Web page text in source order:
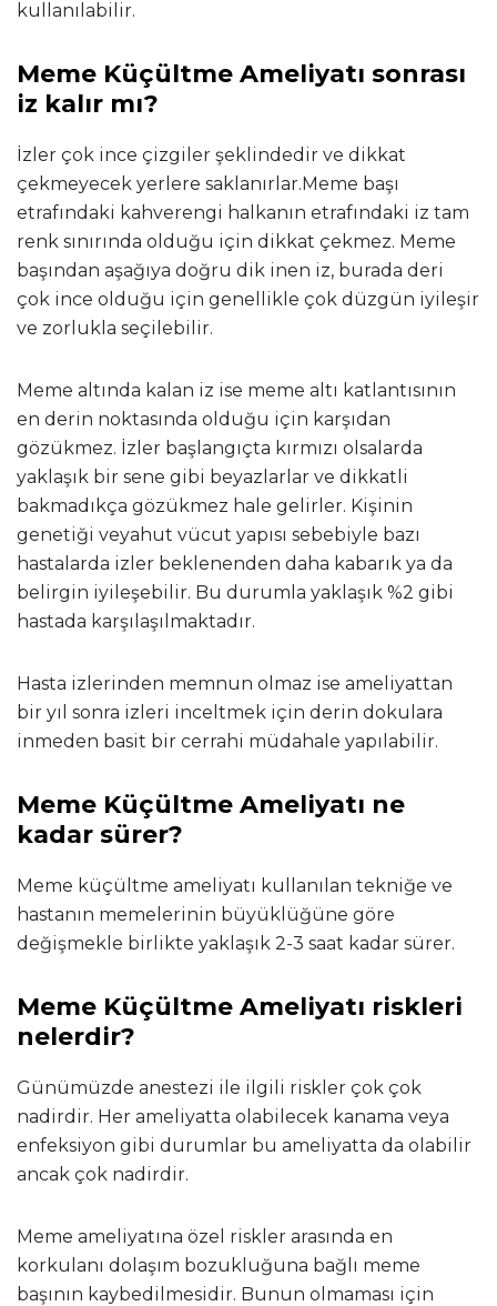
kullanılabilir.
Meme Küçültme Ameliyatı sonrası
iz kalır mı?
İzler çok ince çizgiler şeklindedir ve dikkat
çekmeyecek yerlere saklanırlar.Meme başı
etrafındaki kahverengi halkanın etrafındaki iz tam
renk sınırında olduğu için dikkat çekmez. Meme
başından aşağıya doğru dik inen iz, burada deri
çok ince olduğu için genellikle çok düzgün iyileşir
ve zorlukla seçilebilir.
Meme altında kalan iz ise meme altı katlantısının
en derin noktasında olduğu için karşıdan
gözükmez. İzler başlangıçta kırmızı olsalarda
yaklaşık bir sene gibi beyazlarlar ve dikkatli
bakmadıkça gözükmez hale gelirler. Kişinin
genetiği veyahut vücut yapısı sebebiyle bazı
hastalarda izler beklenenden daha kabarık ya da
belirgin iyileşebilir. Bu durumla yaklaşık %2 gibi
hastada karşılaşılmaktadır.
Hasta izlerinden memnun olmaz ise ameliyattan
bir yıl sonra izleri inceltmek için derin dokulara
inmeden basit bir cerrahi müdahale yapılabilir.
Meme Küçültme Ameliyatı ne
kadar sürer?
Meme küçültme ameliyatı kullanılan tekniğe ve
hastanın memelerinin büyüklüğüne göre
değişmekle birlikte yaklaşık 2-3 saat kadar sürer.
Meme Küçültme Ameliyatı riskleri
nelerdir?
Günümüzde anestezi ile ilgili riskler çok çok
nadirdir. Her ameliyatta olabilecek kanama veya
enfeksiyon gibi durumlar bu ameliyatta da olabilir
ancak çok nadirdir.
Meme ameliyatına özel riskler arasında en
korkulanı dolaşım bozukluğuna bağlı meme
başının kaybedilmesidir. Bunun olmaması için